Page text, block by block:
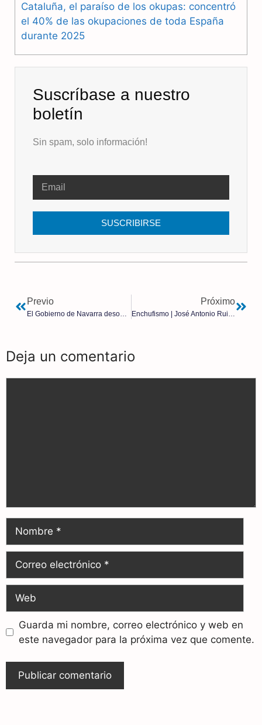
Cataluña, el paraíso de los okupas: concentró
el 40% de las okupaciones de toda España
durante 2025
Suscríbase a nuestro
boletín
Sin spam, solo información!
SUSCRIBIRSE
Previo Próximo
Deja un comentario
Guarda mi nombre, correo electrónico y web en
este navegador para la próxima vez que comente.